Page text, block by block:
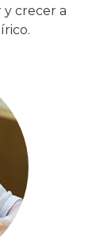
y crecer a